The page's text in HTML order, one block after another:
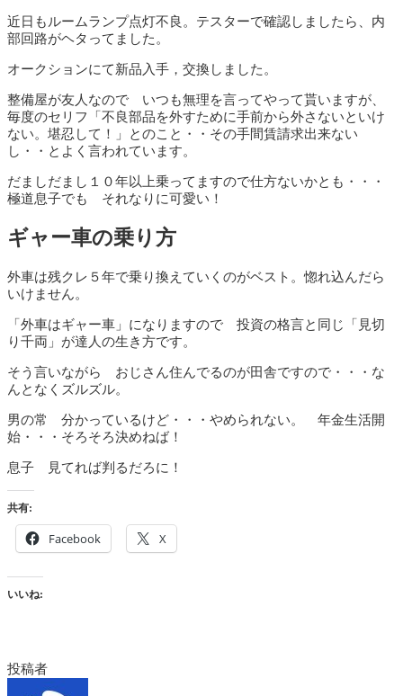
近日もルームランプ点灯不良。テスターで確認しましたら、内
部回路がヘタってました。
オークションにて新品入手，交換しました。
整備屋が友人なので いつも無理を言ってやって貰いますが、
毎度のセリフ「不良部品を外すために手前から外さないといけ
ない。堪忍して！」とのこと・・その手間賃請求出来ない
し・・とよく言われています。
だましだまし１０年以上乗ってますので仕方ないかとも・・・
極道息子でも それなりに可愛い！
ギャー車の乗り方
外車は残クレ５年で乗り換えていくのがベスト。惚れ込んだら
いけません。
「外車はギャー車」になりますので 投資の格言と同じ「見切
り千両」が達人の生き方です。
そう言いながら おじさん住んでるのが田舎ですので・・・な
んとなくズルズル。
男の常 分かっているけど・・・やめられない。 年金生活開
始・・・そろそろ決めねば！
息子 見てれば判るだろに！
共有:
Facebook X
いいね:
投稿者